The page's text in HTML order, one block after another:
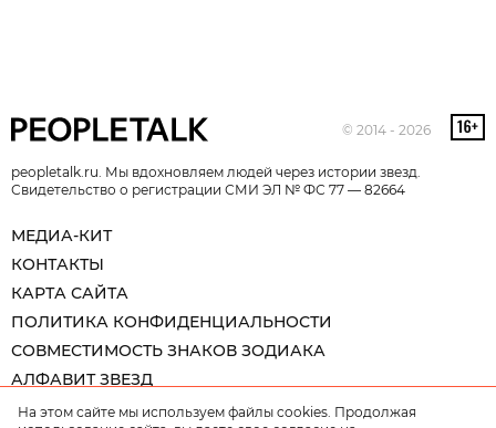
© 2014 - 2026
peopletalk.ru. Мы вдохновляем людей через истории звезд.
Свидетельство о регистрации СМИ ЭЛ № ФС 77 — 82664
МЕДИА-КИТ
КОНТАКТЫ
КАРТА САЙТА
ПОЛИТИКА КОНФИДЕНЦИАЛЬНОСТИ
СОВМЕСТИМОСТЬ ЗНАКОВ ЗОДИАКА
АЛФАВИТ ЗВЕЗД
На этом сайте мы используем файлы cookies. Продолжая